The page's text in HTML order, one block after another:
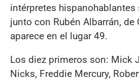
intérpretes hispanohablantes
junto con Rubén Albarrán, de
aparece en el lugar 49.
Los diez primeros son: Mick
Nicks, Freddie Mercury,